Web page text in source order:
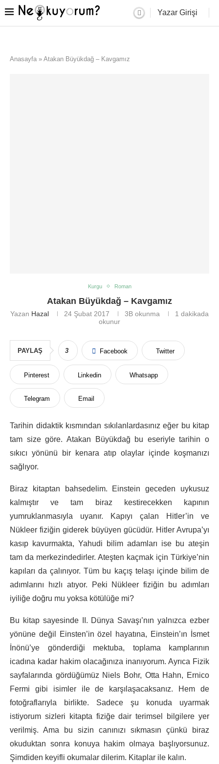
Yazar Girişi
Anasayfa » Atakan Büyükdağ – Kavgamız
Kurgu Roman
Atakan Büyükdağ – Kavgamız
Yazan Hazal 24 Şubat 2017 3B okunma
1 dakikada
okunur
PAYLAŞ 3 Facebook Twitter
Pinterest Linkedin Whatsapp
Telegram Email
Tarihin didaktik kısmından sıkılanlardasınız eğer bu kitap
tam size göre. Atakan Büyükdağ bu eseriyle tarihin o
sıkıcı yönünü bir kenara atıp olaylar içinde koşmanızı
sağlıyor.
Biraz kitaptan bahsedelim. Einstein geceden uykusuz
kalmıştır ve tam biraz kestirecekken kapının
yumruklanmasıyla uyanır. Kapıyı çalan Hitler’in ve
Nükleer fiziğin giderek büyüyen gücüdür. Hitler Avrupa’yı
kasıp kavurmakta, Yahudi bilim adamları ise bu ateşin
tam da merkezindedirler. Ateşten kaçmak için Türkiye’nin
kapıları da çalınıyor. Tüm bu kaçış telaşı içinde bilim de
adımlarını hızlı atıyor. Peki Nükleer fiziğin bu adımları
iyiliğe doğru mu yoksa kötülüğe mi?
Bu kitap sayesinde II. Dünya Savaşı’nın yalnızca ezber
yönüne değil Einsten’in özel hayatına, Einstein’ın İsmet
İnönü’ye gönderdiği mektuba, toplama kamplarının
icadına kadar hakim olacağınıza inanıyorum. Ayrıca Fizik
sayfalarında gördüğümüz Niels Bohr, Otta Hahn, Ernico
Fermi gibi isimler ile de karşılaşacaksanız. Hem de
fotoğraflarıyla birlikte. Sadece şu konuda uyarmak
istiyorum sizleri kitapta fiziğe dair terimsel bilgilere yer
verilmiş. Ama bu sizin canınızı sıkmasın çünkü biraz
okuduktan sonra konuya hakim olmaya başlıyorsunuz.
Şimdiden keyifli okumalar dilerim. Kitaplar ile kalın.